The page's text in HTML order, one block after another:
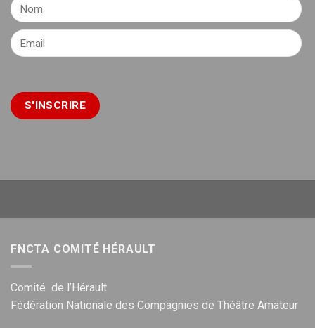
FNCTA COMITÉ HÉRAULT
Comité de l’Hérault
Fédération Nationale des Compagnies de Théâtre Amateur